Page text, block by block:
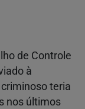
de Controle
à
teria
nos últimos